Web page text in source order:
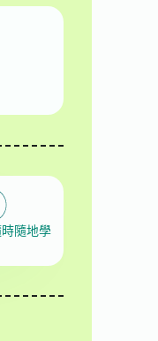
隨地學